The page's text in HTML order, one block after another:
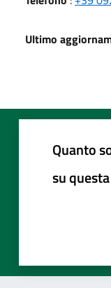
Ultimo
Quanto
su